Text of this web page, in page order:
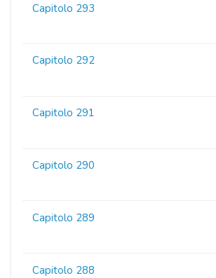
Capitolo 293
Capitolo 292
Capitolo 291
Capitolo 290
Capitolo 289
Capitolo 288